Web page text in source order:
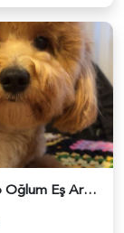
Maltipoo Oğlum Eş Arıyor - 118984598